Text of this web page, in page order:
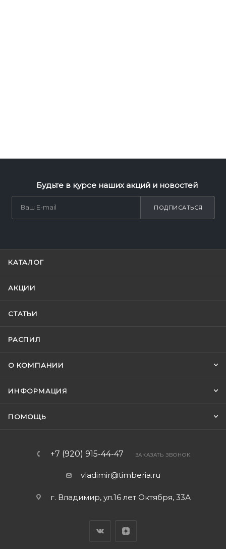
Будьте в курсе наших акций и новостей
ПОДПИСАТЬСЯ
КАТАЛОГ
АКЦИИ
СТАТЬИ
РАСПИЛ
О КОМПАНИИ
ИНФОРМАЦИЯ
ПОМОЩЬ
+7 (920) 915-44-47 ЗАКАЗАТЬ ЗВОНОК
vladimir@timberia.ru
г. Владимир, ул.16 лет Октября, 33А